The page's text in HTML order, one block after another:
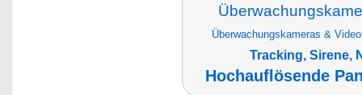
Überwachungskameras &
Tracking, Sirene,
Hochauflösende